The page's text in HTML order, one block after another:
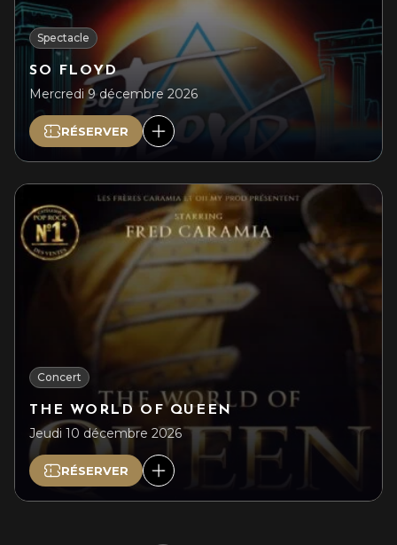
Spectacle
SO FLOYD
Mercredi 9 décembre 2026
RÉSERVER
Concert
THE WORLD OF QUEEN
Jeudi 10 décembre 2026
RÉSERVER